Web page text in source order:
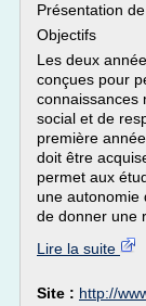
Présentation
Objectifs
Les deux
conçues pour
connaissances
social et de
première
doit être
permet aux
une autonomie
de donner une
Lire la suite
Site : http://